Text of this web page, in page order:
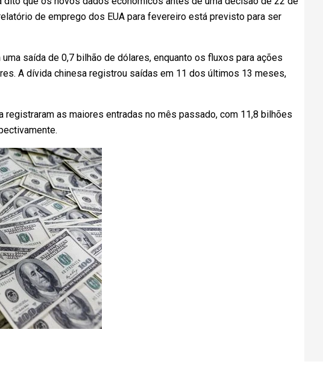
de emprego dos EUA para fevereiro está previsto para ser
saída de 0,7 bilhão de dólares, enquanto os fluxos para ações
A dívida chinesa registrou saídas em 11 dos últimos 13 meses,
registraram as maiores entradas no mês passado, com 11,8 bilhões